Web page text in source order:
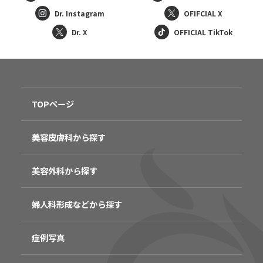
Dr. Instagram
OFIFCIAL X
Dr. X
OFFICIAL TikTok
TOPページ
美容皮膚科から探す
美容外科から探す
婦人科形成などから探す
症例写真